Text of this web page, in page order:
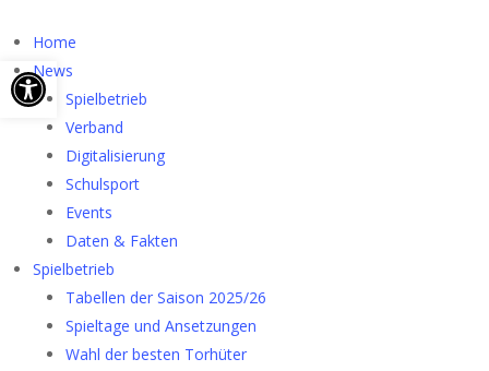
Home
News
Spielbetrieb
Verband
Digitalisierung
Schulsport
Events
Daten & Fakten
Spielbetrieb
Tabellen der Saison 2025/26
Spieltage und Ansetzungen
Wahl der besten Torhüter
Werkzeugleiste öffnen